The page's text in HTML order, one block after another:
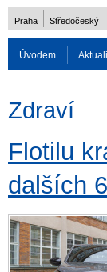
Praha Středočeský
Úvodem
Zdraví
Flotilu
dalších